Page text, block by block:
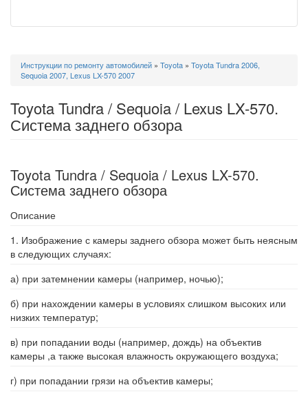
Вы
здесь
Инструкции по ремонту автомобилей » Toyota » Toyota Tundra 2006,
Sequoia 2007, Lexus LX-570 2007
Toyota Tundra / Sequoia / Lexus LX-570.
Система заднего обзора
Toyota Tundra / Sequoia / Lexus LX-570.
Система заднего обзора
Описание
1. Изображение с камеры заднего обзора может быть неясным
в следующих случаях:
а) при затемнении камеры (например, ночью);
б) при нахождении камеры в условиях слишком высоких или
низких температур;
в) при попадании воды (например, дождь) на объектив
камеры ,а также высокая влажность окружающего воздуха;
г) при попадании грязи на объектив камеры;